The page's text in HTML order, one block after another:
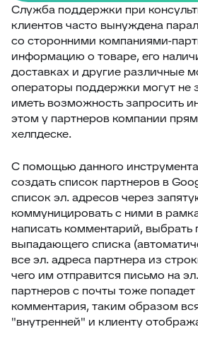
10 Изменение размера блоков
Запрос согласия на обработку
данных
12 EddyPlay
13 Опросы/Голосование
14 Подтверждение отправки ответа
15 Глобальное уведомление
17 Запретить создание заявки без
18 Комментарии по умолчанию
19 Превышение количества заявок
20Подсказка адреса (DaData)
21 Поиск по странице базы знаний
22 Отображать язык пользователя
23Упорядочить поля заявки
Служба поддержки при
клиентов часто вынуждена
со сторонними компаниями-
информацию о товаре, его
доставках и другие различные
операторы поддержки могут не
иметь возможность запросить
этом у партнеров компании
хелпдеске.
С помощью данного
создать список партнеров в
список эл. адресов через
коммуницировать c ними в
написать комментарий, выбрать
выпадающего списка
все эл. адреса партнера из
чего им отправится письмо на
партнеров с почты тоже
комментария, таким образом
"внутренней" и клиенту